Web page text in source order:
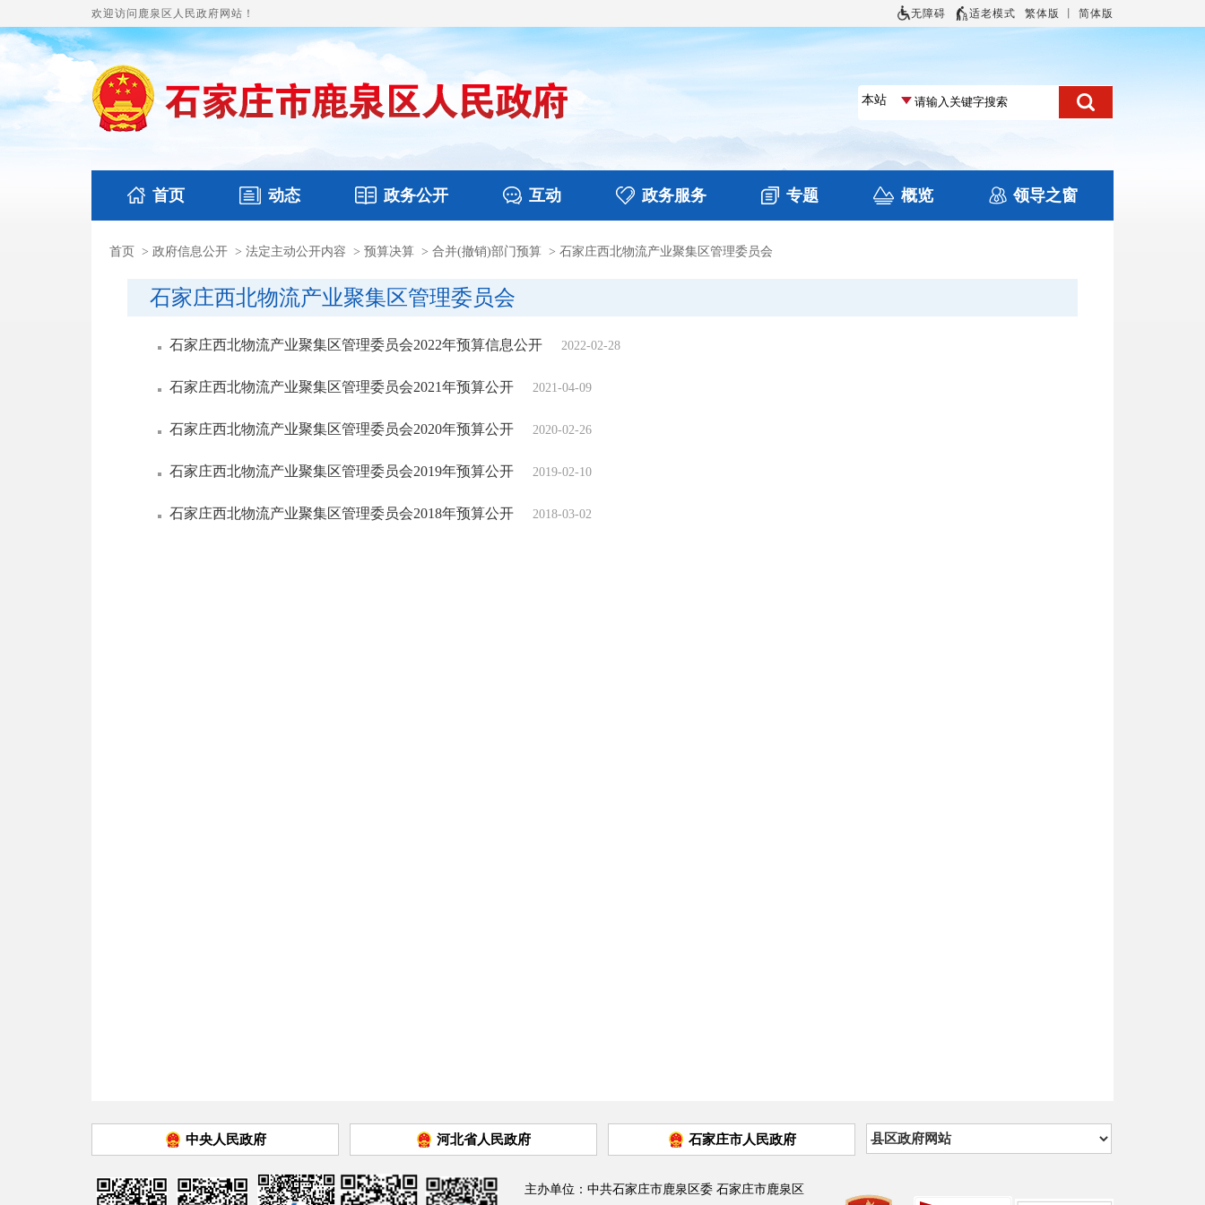
欢迎访问鹿泉区人民政府网站！ 无障碍 适老模式 繁体版 简体版
首页 动态
国务要闻 鹿泉要闻 图片新闻 视频播报 部门工作 乡镇报道
政务公开
本区文件 财政预决算
互动
政务咨询 意见征集 在线咨询
政务服务
行政权力 公共服务
专题
涉企收费目录清单 扶贫资金政策专栏
概览 领导之窗
首页 > 政府信息公开 > 法定主动公开内容 > 预算决算 > 合并(撤销)部门预算 > 石家庄西北物流产业聚集区管理委员会
石家庄西北物流产业聚集区管理委员会
石家庄西北物流产业聚集区管理委员会2022年预算信息公开 2022-02-28
石家庄西北物流产业聚集区管理委员会2021年预算公开 2021-04-09
石家庄西北物流产业聚集区管理委员会2020年预算公开 2020-02-26
石家庄西北物流产业聚集区管理委员会2019年预算公开 2019-02-10
石家庄西北物流产业聚集区管理委员会2018年预算公开 2018-03-02